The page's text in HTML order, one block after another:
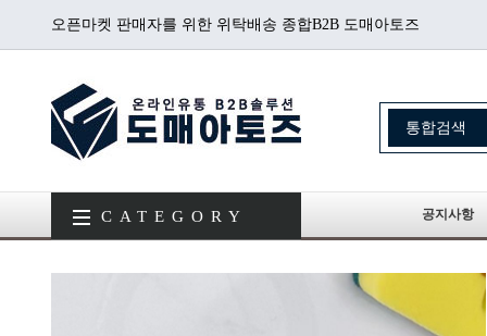
오픈마켓 판매자를 위한 위탁배송 종합B2B 도매아토즈
CATEGORY 공지사항